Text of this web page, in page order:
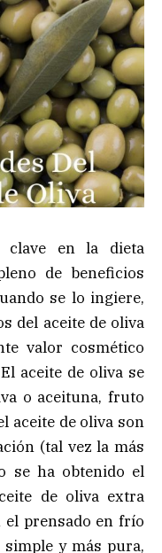
clave en la dieta
de beneficios
se lo ingiere,
del aceite de oliva
valor cosmético
aceite de oliva se
o aceituna, fruto
aceite de oliva son
(tal vez la más
se ha obtenido el
de oliva extra
el prensado en frío
y más pura,